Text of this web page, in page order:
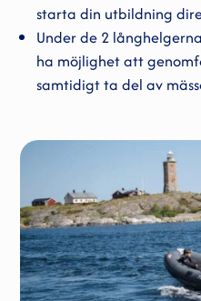
starta din utbildning
Under de 2
ha möjlighet att
samtidigt ta del av